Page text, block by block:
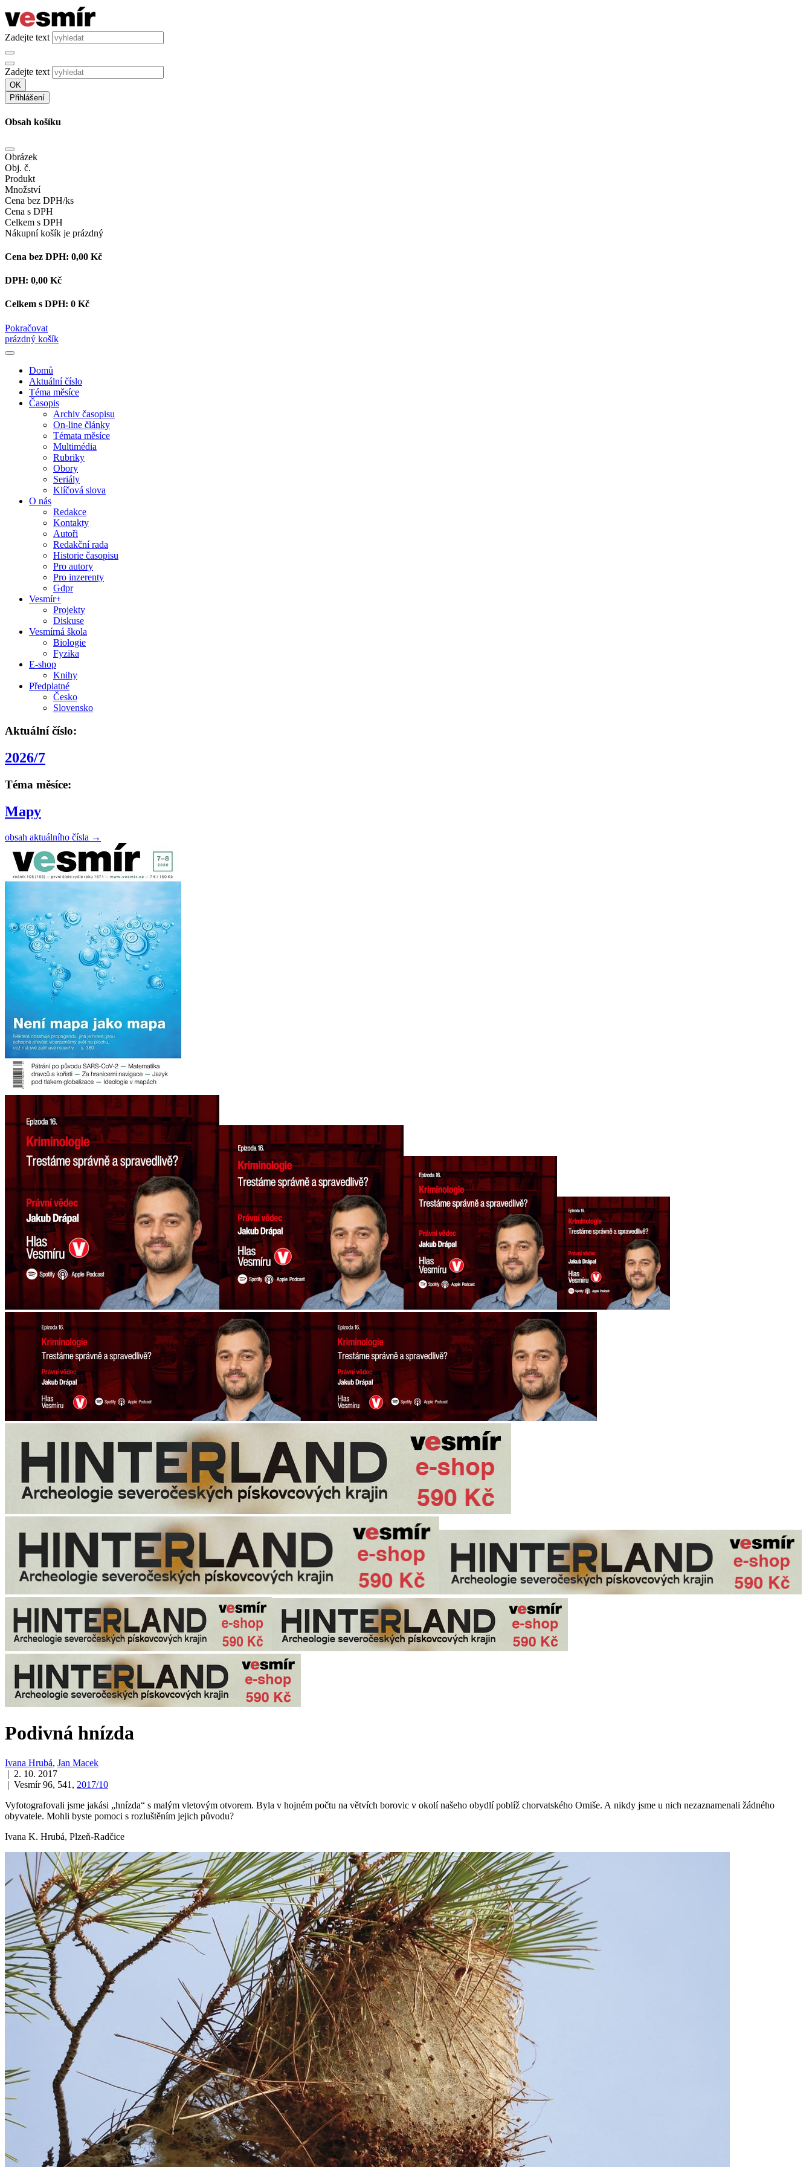
Zadejte text
Zadejte text
OK
Přihlášení
Obsah košíku
Obrázek
Obj. č.
Produkt
Množství
Cena bez DPH/ks
Cena s DPH
Celkem s DPH
Nákupní košík je prázdný
Cena bez DPH: 0,00 Kč
DPH: 0,00 Kč
Celkem s DPH: 0 Kč
Pokračovat
prázdný košík
Domů
Aktuální číslo
Téma měsíce
Časopis
Archiv časopisu
On-line články
Témata měsíce
Multimédia
Rubriky
Obory
Seriály
Klíčová slova
O nás
Redakce
Kontakty
Autoři
Redakční rada
Historie časopisu
Pro autory
Pro inzerenty
Gdpr
Vesmír+
Projekty
Diskuse
Vesmírná škola
Biologie
Fyzika
E-shop
Knihy
Předplatné
Česko
Slovensko
Aktuální číslo:
2026/7
Téma měsíce:
Mapy
obsah aktuálního čísla →
Podivná hnízda
Ivana Hrubá, Jan Macek
| 2. 10. 2017
| Vesmír 96, 541, 2017/10
Vyfotografovali jsme jakási „hnízda“ s malým vletovým otvorem. Byla v hojném počtu na větvích borovic v okolí našeho obydlí poblíž chorvatského Omiše. A nikdy jsme u nich nezaznamenali žádného
obyvatele. Mohli byste pomoci s rozluštěním jejich původu?
Ivana K. Hrubá, Plzeň-Radčice